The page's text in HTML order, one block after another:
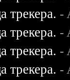
трекера. -
трекера. -
трекера. -
трекера. -